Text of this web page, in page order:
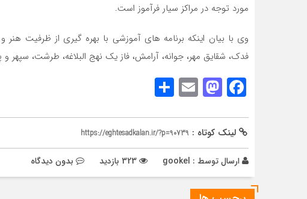
مورد توجه در مراکز سیار فرآموز است.
وی با بیان اینکه برنامه های آموزشی با بهره گیری از ظرفیت
فدک، شقایق مهر، جوانه، آرامش، فاز یک نهج البلاغه، طرشت، سپهر و
Facebook
Mastodon
Email
لینک کوتاه : https://eghtesadkalan.ir/?p=90739
ارسال توسط : gookel بدون دیدگاه